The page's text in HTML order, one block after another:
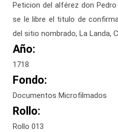
Peticion del alférez don
se le libre el titulo de
del sitio nombrado, La Landa,
Año:
1718
Fondo:
Documentos Microfilmados
Rollo:
Rollo 013